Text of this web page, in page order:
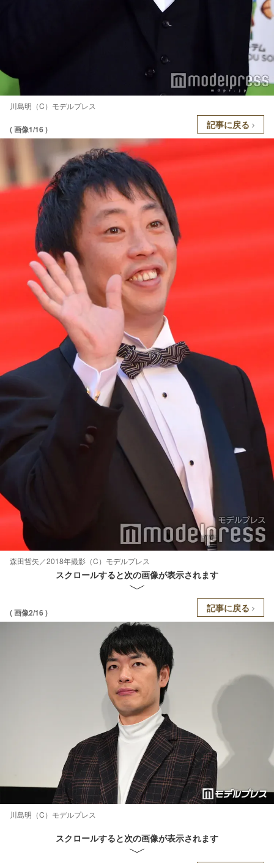
川島明（C）モデルプレス
( 画像1/16 ) 記事に戻る
森田哲矢／2018年撮影（C）モデルプレス
スクロールすると次の画像が表示されます
( 画像2/16 ) 記事に戻る
川島明（C）モデルプレス
スクロールすると次の画像が表示されます